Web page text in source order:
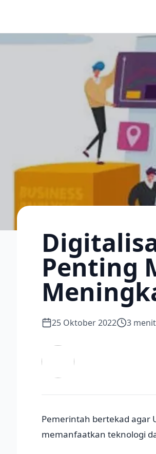
Penting
25 Oktober 2022 3
Pemerintah bertekad agar
memanfaatkan teknologi